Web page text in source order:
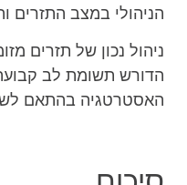
הניהולי במצב התזרים
ניהול נכון של תזרים
הדורש תשומת לב
האסטרטגיה בהתאם